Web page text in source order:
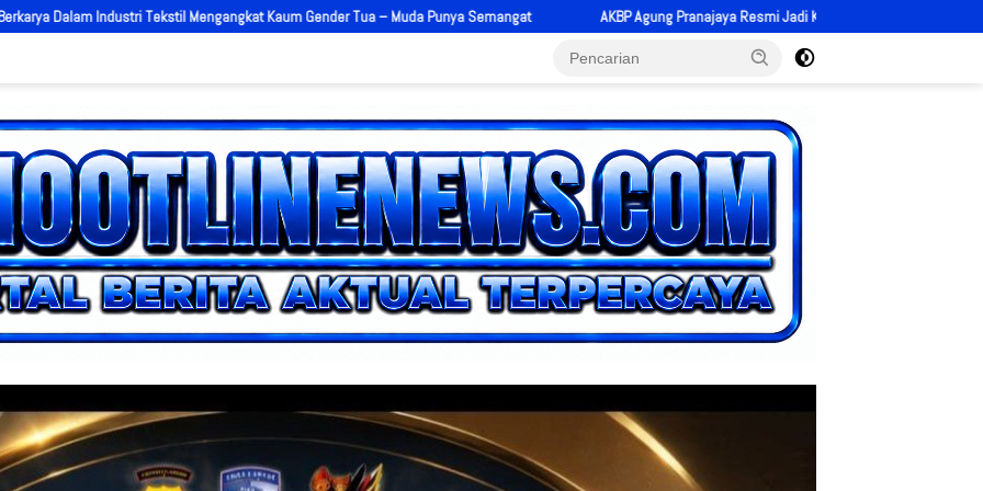
Gender Tua – Muda Punya Semangat AKBP Agung Pranajaya Resmi Jadi Kapolres Pariaman, Bawa Energi Baru dan Tekad Perkuat Pelayanan